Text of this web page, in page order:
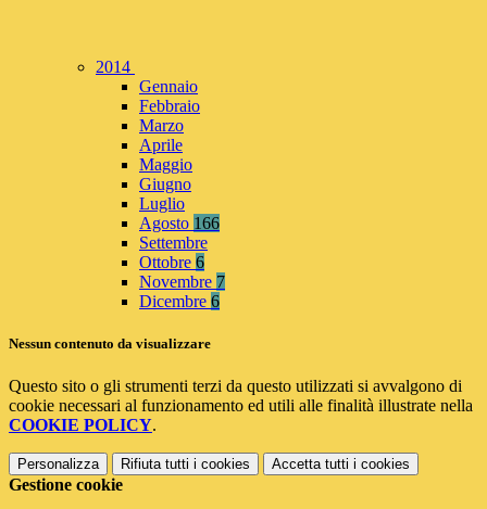
2014
Gennaio
Febbraio
Marzo
Aprile
Maggio
Giugno
Luglio
Agosto 166
Settembre
Ottobre 6
Novembre 7
Dicembre 6
Nessun contenuto da visualizzare
Questo sito o gli strumenti terzi da questo utilizzati si avvalgono di
cookie necessari al funzionamento ed utili alle finalità illustrate nella
COOKIE POLICY.
Personalizza Rifiuta tutti i cookies Accetta tutti i cookies
Gestione cookie